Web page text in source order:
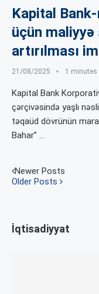
Kapital Bank-
üçün maliyyə
artırılması
21/08/2025 1 minutes
Kapital Bank
çərçivəsində yaşlı
təqaüd dövrünün
Bahar” …
Newer Posts
Older Posts
İqtisadiyyat